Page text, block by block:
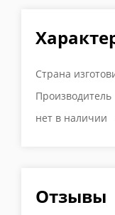
Страна
Производитель
нет в наличии
Отзывы